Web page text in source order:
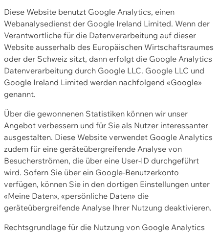
Diese Website benutzt Google Analytics, einen
Webanalysedienst der Google Ireland Limited. Wenn der
Verantwortliche für die Datenverarbeitung auf dieser
Website ausserhalb des Europäischen Wirtschaftsraumes
oder der Schweiz sitzt, dann erfolgt die Google Analytics
Datenverarbeitung durch Google LLC. Google LLC und
Google Ireland Limited werden nachfolgend «Google»
genannt.
Über die gewonnenen Statistiken können wir unser
Angebot verbessern und für Sie als Nutzer interessanter
ausgestalten. Diese Website verwendet Google Analytics
zudem für eine geräteübergreifende Analyse von
Besucherströmen, die über eine User-ID durchgeführt
wird. Sofern Sie über ein Google-Benutzerkonto
verfügen, können Sie in den dortigen Einstellungen unter
«Meine Daten», «persönliche Daten» die
geräteübergreifende Analyse Ihrer Nutzung deaktivieren.
Rechtsgrundlage für die Nutzung von Google Analytics